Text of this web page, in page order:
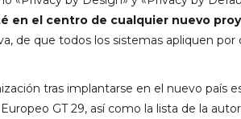
en el centro de cualquier nuevo
de que todos los sistemas apliquen
tras implantarse en el nuevo país
GT 29, así como la lista de la